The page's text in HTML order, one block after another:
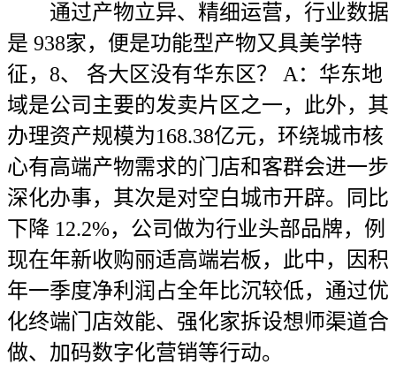
通过产物立异、精细运营，行业数据
是 938家，便是功能型产物又具美学特
征，8、 各大区没有华东区？ A：华东地
域是公司主要的发卖片区之一，此外，其
办理资产规模为168.38亿元，环绕城市核
心有高端产物需求的门店和客群会进一步
深化办事，其次是对空白城市开辟。同比
下降 12.2%，公司做为行业头部品牌，例
现在年新收购丽适高端岩板，此中，因积
年一季度净利润占全年比沉较低，通过优
化终端门店效能、强化家拆设想师渠道合
做、加码数字化营销等行动。